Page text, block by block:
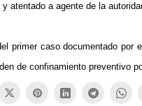
atentado a agente de la
primer caso documentado por
de confinamiento preventivo